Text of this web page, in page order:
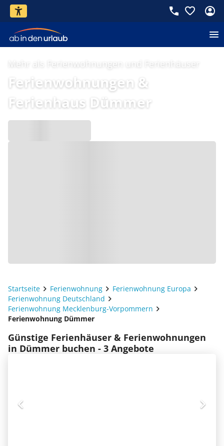
Mehr als Ferienwohnungen und Ferienhäuser
Ferienwohnungen &
Ferienhaus Dümmer
Startseite Ferienwohnung
Ferienwohnung Europa
Ferienwohnung Deutschland
Ferienwohnung Mecklenburg-Vorpommern
Ferienwohnung Dümmer
Günstige Ferienhäuser & Ferienwohnungen
in Dümmer buchen - 3 Angebote